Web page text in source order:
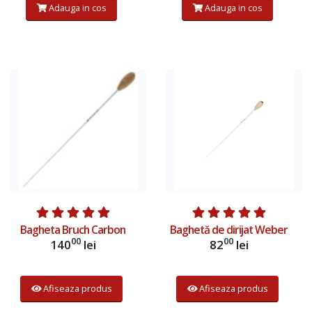
Adauga in cos Adauga in cos
Bagheta Bruch Carbon
14000lei
Afiseaza produs
Baghetă de dirijat Weber
8200lei
Afiseaza produs